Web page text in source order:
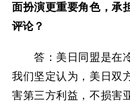
面扮演更重要角色，承
评论？
答：美日同盟是在冷
我们坚定认为，美日双
害第三方利益，不损害